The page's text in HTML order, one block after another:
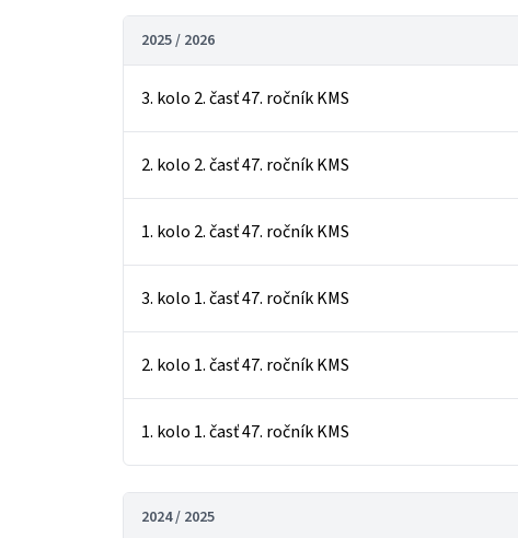
2025 / 2026
3. kolo 2. časť 47. ročník KMS
2. kolo 2. časť 47. ročník KMS
1. kolo 2. časť 47. ročník KMS
3. kolo 1. časť 47. ročník KMS
2. kolo 1. časť 47. ročník KMS
1. kolo 1. časť 47. ročník KMS
2024 / 2025